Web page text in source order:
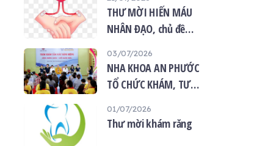
quốc năm 2026
THƯ MỜI HIẾN MÁU
NHÂN ĐẠO, chủ đề
mùa Vu lan”
03/07/2026
NHA KHOA AN PHƯỚC
TỔ CHỨC KHÁM, TƯ
MIỆNG MIỄN PHÍ TẠI
01/07/2026
Thư mời khám răng